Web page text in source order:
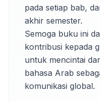
pada setiap bab,
akhir semester.
Semoga buku ini
kontribusi kepada
untuk mencintai
bahasa Arab
komunikasi global.